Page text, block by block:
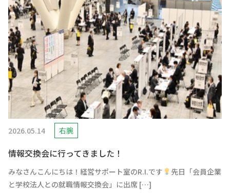
2026.05.14 右腕
情報交換会に行ってきました！
みなさんこんにちは！経営サポート室のR.I.です
先日「会員企業
と学校法人との就職情報交換会」に出席 […]